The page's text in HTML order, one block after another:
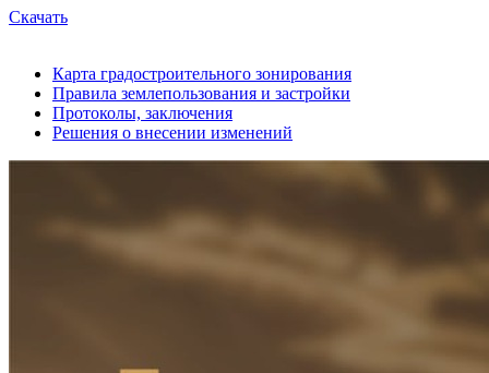
Скачать
Карта градостроительного зонирования
Правила землепользования и застройки
Протоколы, заключения
Решения о внесении изменений